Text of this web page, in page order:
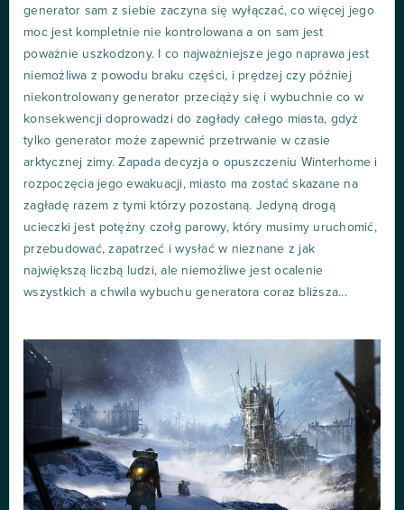
generator sam z siebie zaczyna się wyłączać, co więcej jego
moc jest kompletnie nie kontrolowana a on sam jest
poważnie uszkodzony. I co najważniejsze jego naprawa jest
niemożliwa z powodu braku części, i prędzej czy później
niekontrolowany generator przeciąży się i wybuchnie co w
konsekwencji doprowadzi do zagłady całego miasta, gdyż
tylko generator może zapewnić przetrwanie w czasie
arktycznej zimy. Zapada decyzja o opuszczeniu Winterhome i
rozpoczęcia jego ewakuacji, miasto ma zostać skazane na
zagładę razem z tymi którzy pozostaną. Jedyną drogą
ucieczki jest potężny czołg parowy, który musimy uruchomić,
przebudować, zapatrzeć i wysłać w nieznane z jak
największą liczbą ludzi, ale niemożliwe jest ocalenie
wszystkich a chwila wybuchu generatora coraz bliższa...